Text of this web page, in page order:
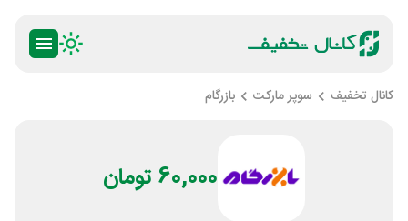
کانال تخفیف سوپر مارکت بازرگام
60,000 تومان